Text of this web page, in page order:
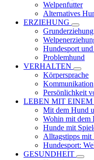
Welpenfutter
Alternatives
ERZIEHUNG
Grunderziehung
Hundesport
Problemhund
VERHALTEN
Körpersprache
Kommunikation
Persönlichkeit
LEBEN MIT
Mit dem Hund
Wohin mit dem
Hunde mit
Alltagstipps mit
Hundesport:
GESUNDHEIT